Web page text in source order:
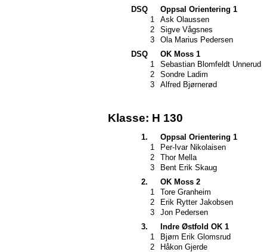
DSQ
Oppsal Orientering 1
1
Ask Olaussen
2
Sigve Vågsnes
3
Ola Marius Pedersen
DSQ
OK Moss 1
1
Sebastian Blomfeldt Unnerud
2
Sondre Ladim
3
Alfred Bjørnerød
Klasse: H 130
1.
Oppsal Orientering 1
1
Per-Ivar Nikolaisen
2
Thor Mella
3
Bent Erik Skaug
2.
OK Moss 2
1
Tore Granheim
2
Erik Rytter Jakobsen
3
Jon Pedersen
3.
Indre Østfold OK 1
1
Bjørn Erik Glomsrud
2
Håkon Gjerde